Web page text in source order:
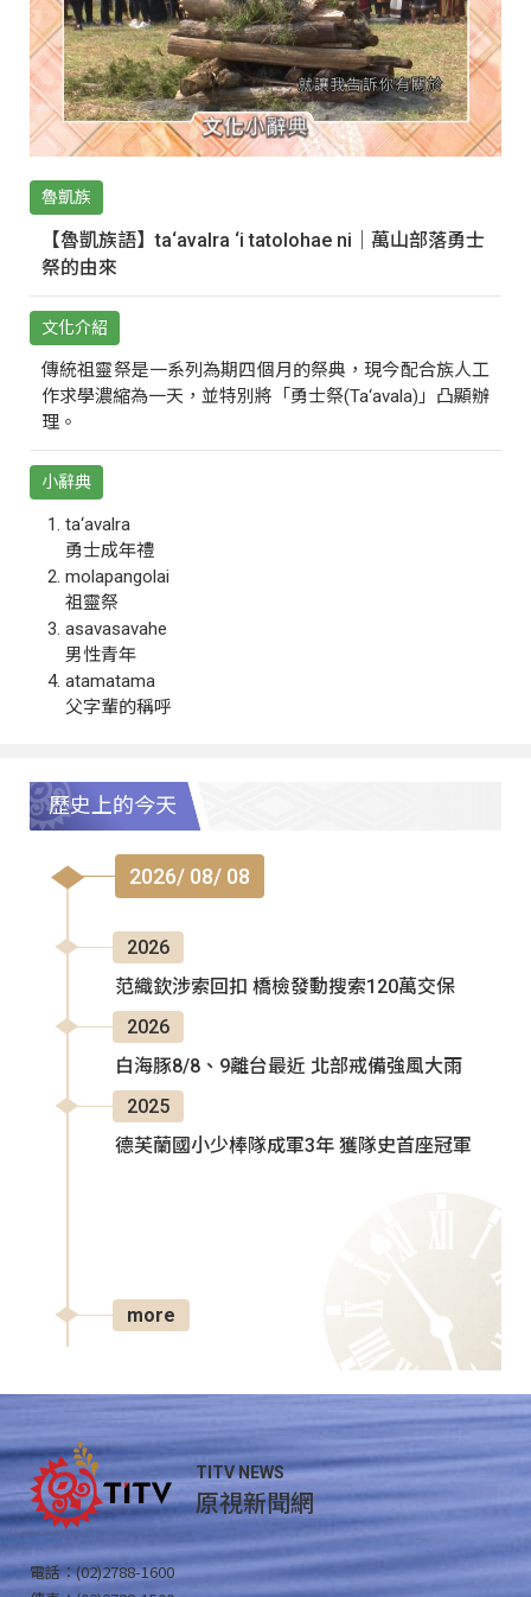
魯凱族
【魯凱族語】ta‘avalra ‘i tatolohae ni｜萬山部落勇士
祭的由來
文化介紹
傳統祖靈祭是一系列為期四個月的祭典，現今配合族人工
作求學濃縮為一天，並特別將「勇士祭(Ta‘avala)」凸顯辦
理。
小辭典
ta‘avalra
勇士成年禮
molapangolai
祖靈祭
asavasavahe
男性青年
atamatama
父字輩的稱呼
歷史上的今天
2026/ 08/ 08
2026
范織欽涉索回扣 橋檢發動搜索120萬交保
2026
白海豚8/8、9離台最近 北部戒備強風大雨
2025
德芙蘭國小少棒隊成軍3年 獲隊史首座冠軍
more
TITV NEWS
原視新聞網
電話：(02)2788-1600